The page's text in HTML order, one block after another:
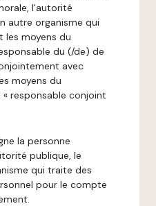
l'autorité
autre organisme qui
les moyens du
du (/de) de
avec
moyens du
responsable conjoint
la personne
publique, le
qui traite des
pour le compte